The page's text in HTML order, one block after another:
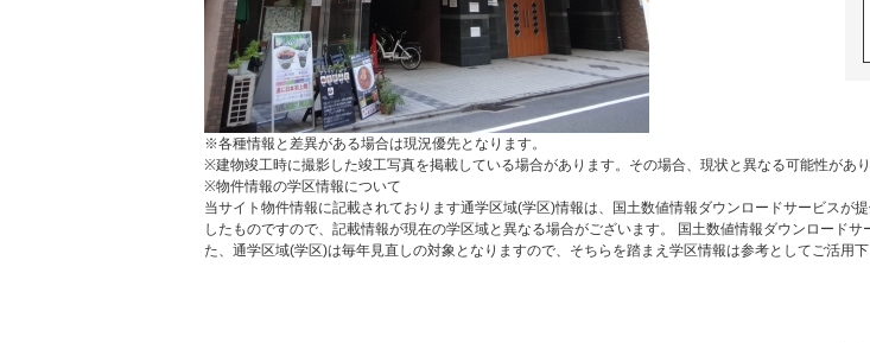
※各種情報と差異がある場合は現況優先となります。
※建物竣工時に撮影した竣工写真を掲載している場合があります。その場合、現状と異なる可能性があり
※物件情報の学区情報について
当サイト物件情報に記載されております通学区域(学区)情報は、国土数値情報ダウンロードサービス
したものですので、記載情報が現在の学区域と異なる場合がございます。 国土数値情報ダウンロード
た、通学区域(学区)は毎年見直しの対象となりますので、そちらを踏まえ学区情報は参考としてご活用下